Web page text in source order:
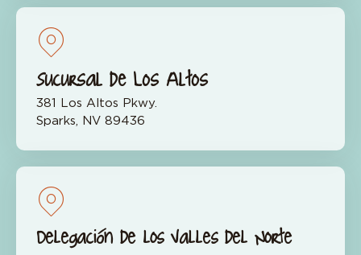
Sucursal de Los Altos
381 Los Altos Pkwy.
Sparks, NV 89436
Delegación de los Valles del Norte